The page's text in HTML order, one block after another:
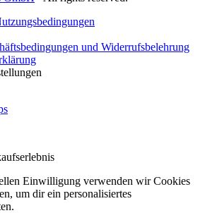
und Widerrufsbelehrung
Einwilligung verwenden wir Cookies
um dir ein personalisiertes